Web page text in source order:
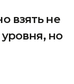
взять не
но